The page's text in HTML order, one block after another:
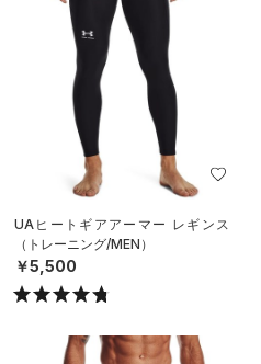
UAヒートギアアーマー レギンス
（トレーニング/MEN）
￥5,500